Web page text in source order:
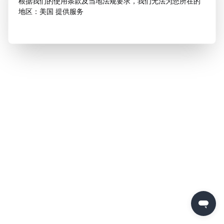
地区：美国 提供服务